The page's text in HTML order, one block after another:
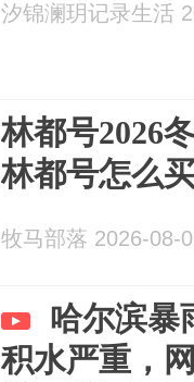
汐锦澜玥记录生活
林都号2026
林都号怎么
牧马部落 2026-08-
哈尔滨暴
积水严重，